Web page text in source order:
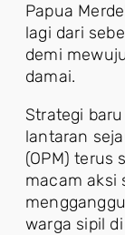
Papua
lagi dari
demi
damai.
Strategi
lantaran
(OPM) terus
macam aksi
warga sipil